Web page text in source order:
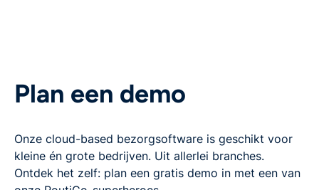
Plan een demo
Onze cloud-based bezorgsoftware is geschikt voor
kleine én grote bedrijven. Uit allerlei branches.
Ontdek het zelf: plan een gratis demo in met een van